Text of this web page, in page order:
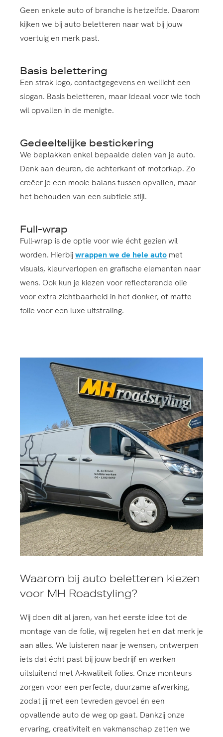
Geen enkele auto of branche is hetzelfde. Daarom
kijken we bij auto beletteren naar wat bij jouw
voertuig en merk past.
Basis belettering
Een strak logo, contactgegevens en wellicht een
slogan. Basis beletteren, maar ideaal voor wie toch
wil opvallen in de menigte.
Gedeeltelijke bestickering
We beplakken enkel bepaalde delen van je auto.
Denk aan deuren, de achterkant of motorkap. Zo
creëer je een mooie balans tussen opvallen, maar
het behouden van een subtiele stijl.
Full-wrap
Full-wrap is de optie voor wie écht gezien wil
worden. Hierbijwrappen we de hele auto met
visuals, kleurverlopen en grafische elementen naar
wens. Ook kun je kiezen voor reflecterende olie
voor extra zichtbaarheid in het donker, of matte
folie voor een luxe uitstraling.
Waarom bij auto beletteren kiezen
voor MH Roadstyling?
Wij doen dit al jaren, van het eerste idee tot de
montage van de folie, wij regelen het en dat merk je
aan alles. We luisteren naar je wensen, ontwerpen
iets dat écht past bij jouw bedrijf en werken
uitsluitend met A‑kwaliteit folies. Onze monteurs
zorgen voor een perfecte, duurzame afwerking,
zodat jij met een tevreden gevoel én een
opvallende auto de weg op gaat. Dankzij onze
ervaring, creativiteit en vakmanschap zetten we